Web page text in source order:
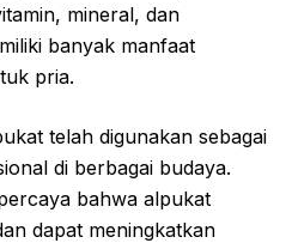
mineral, dan
banyak manfaat
pria.
telah digunakan sebagai
di berbagai budaya.
bahwa alpukat
dapat meningkatkan